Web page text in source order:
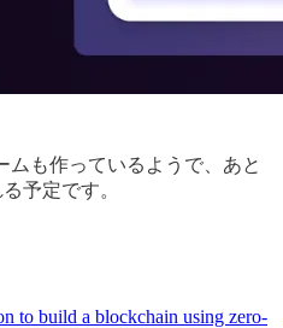
ムも作っているようで、あと
予定です。
to build a blockchain using zero-